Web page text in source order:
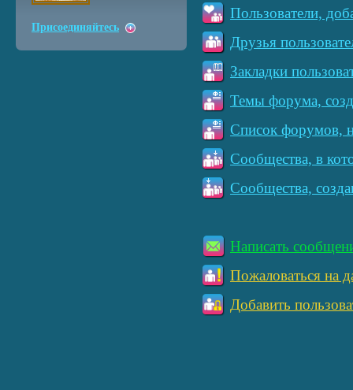
Пользователи,
Друзья
Закладки
Темы форума,
Список форумов,
Сообщества, в
Сообщества,
Написать
Пожаловаться на
Добавить
Присоединяйтесь